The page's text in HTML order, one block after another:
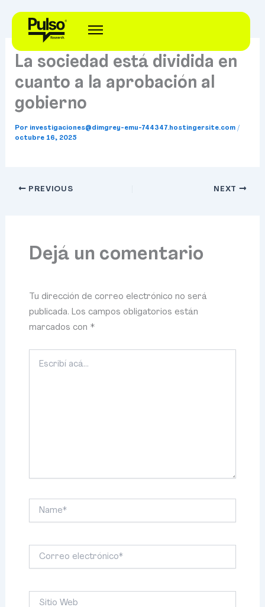
contenido
La sociedad está dividida en
cuanto a la aprobación al
gobierno
Por investigaciones@dimgrey-emu-744347.hostingersite.com /
octubre 16, 2025
PREVIOUS NEXT
Dejá un comentario
Tu dirección de correo electrónico no será
publicada. Los campos obligatorios están
marcados con *
acá...
electrónico*